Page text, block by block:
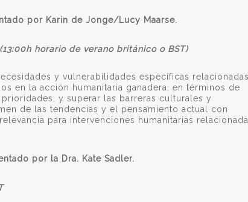
por Karin de Jonge/Lucy Maarse.
horario de verano británico o BST)
y vulnerabilidades específicas relacionadas
en la acción humanitaria ganadera, en términos de
y superar las barreras culturales y
de las tendencias y el pensamiento actual con
para intervenciones humanitarias
por la Dra. Kate Sadler.